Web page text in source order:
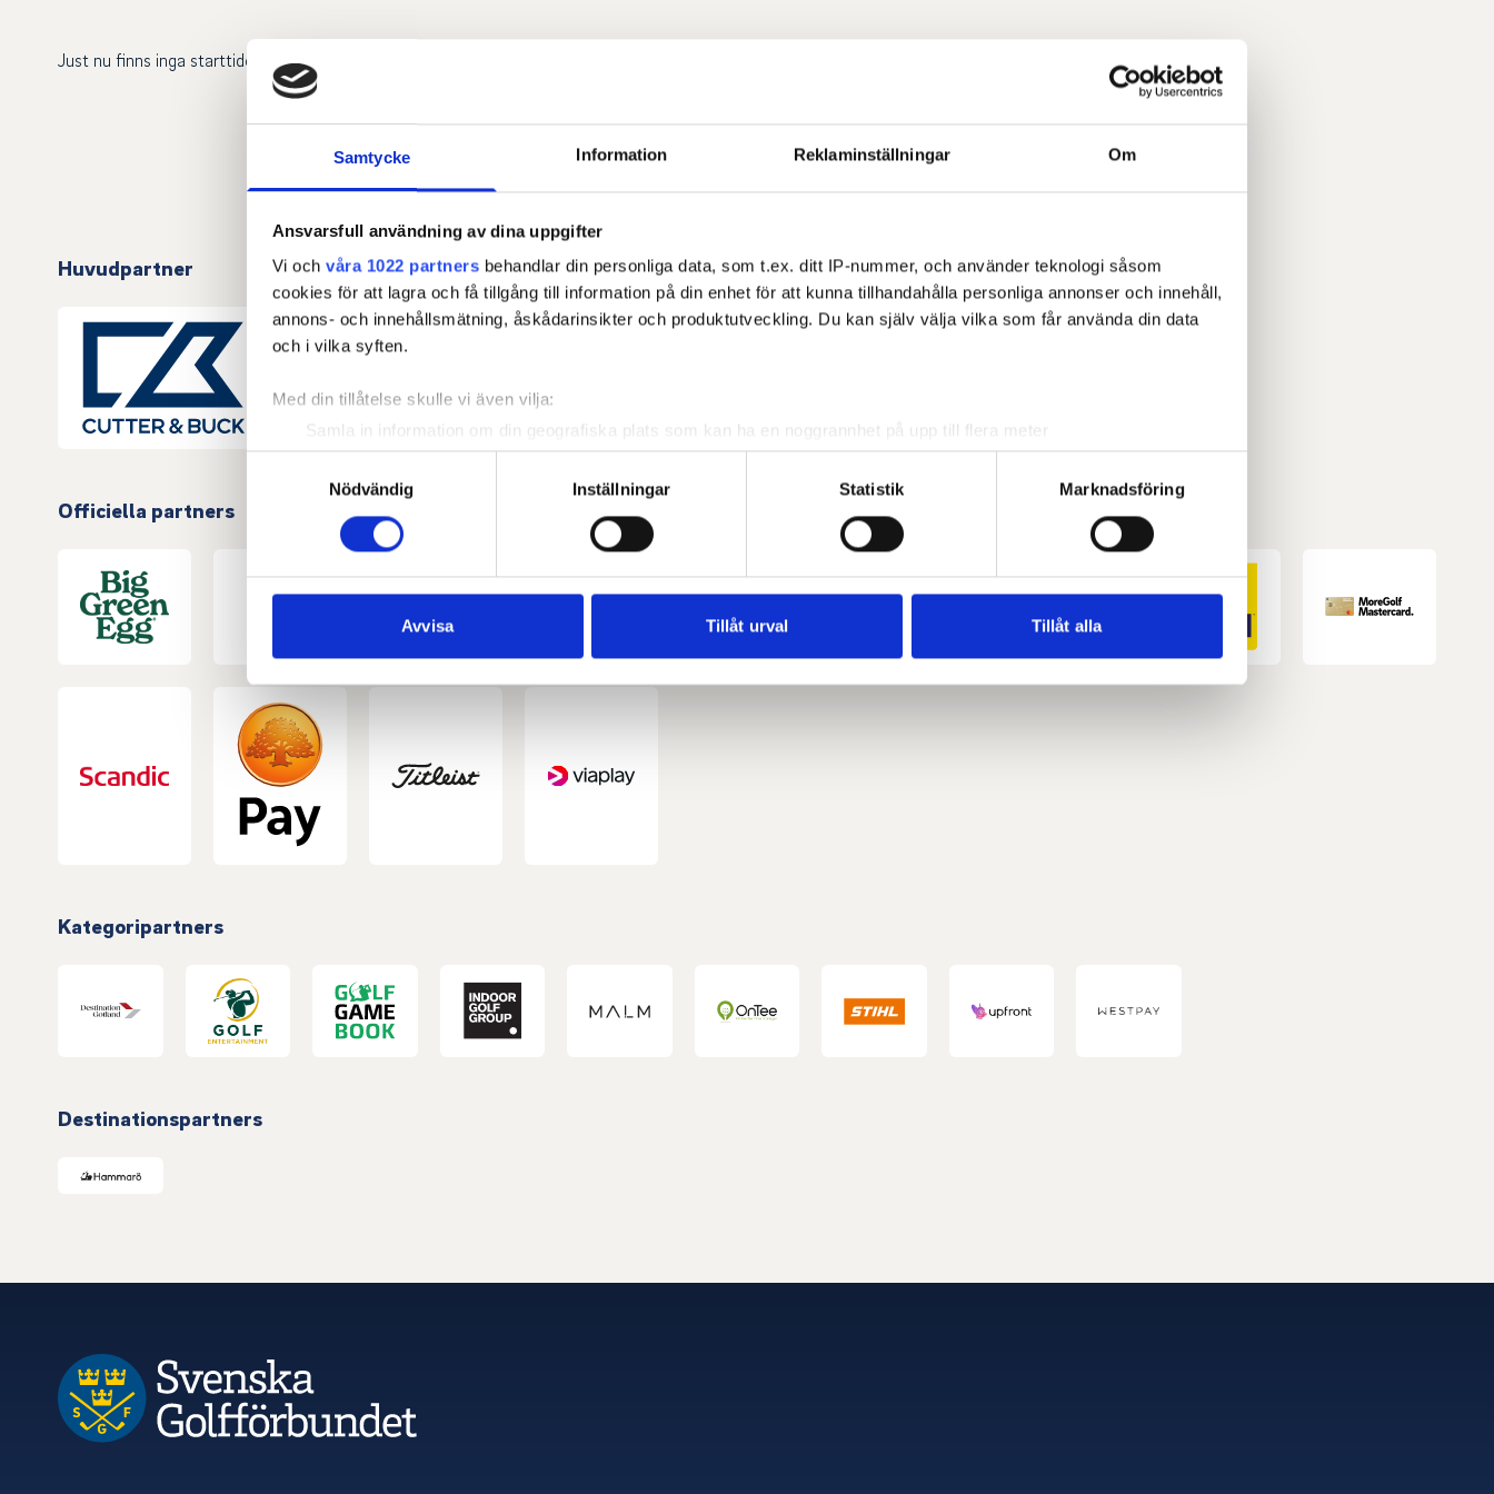
Samtycke Information Reklaminställningar Om
Ansvarsfull användning av dina uppgifter
Vi och våra 1022 partners behandlar din personliga data, som t.ex. ditt IP-nummer, och använder teknologi såsom
cookies för att lagra och få tillgång till information på din enhet för att kunna tillhandahålla personliga annonser och innehåll,
annons- och innehållsmätning, åskådarinsikter och produktutveckling. Du kan själv välja vilka som får använda din data
och i vilka syften.
Med din tillåtelse skulle vi även vilja:
Samla in information om din geografiska plats som kan ha en noggrannhet på upp till flera meter
Identifiera din enhet genom att aktivt skanna den för specifika kännetecken (fingeravtryck)
Ta reda på mer om hur dina personliga uppgifter behandlas och ställ in dina preferenser i
detaljsektionen. Du kan ändra
eller dra tillbaka ditt samtycke när som helst från cookie-förklaringen.
sociala medier och analysera vår trafik. Vi vidarebefordrar även sådana identifierare och annan information från din enhet
till de sociala medier och annons- och analysföretag som vi samarbetar med. Dessa kan i sin tur kombinera informationen
Nödvändig
Inställningar Statistik Marknadsföring
Avvisa Tillåt urval Tillåt alla
Just nu finns inga starttider.
Huvudpartner
Officiella partners
Kategoripartners
Destinationspartners